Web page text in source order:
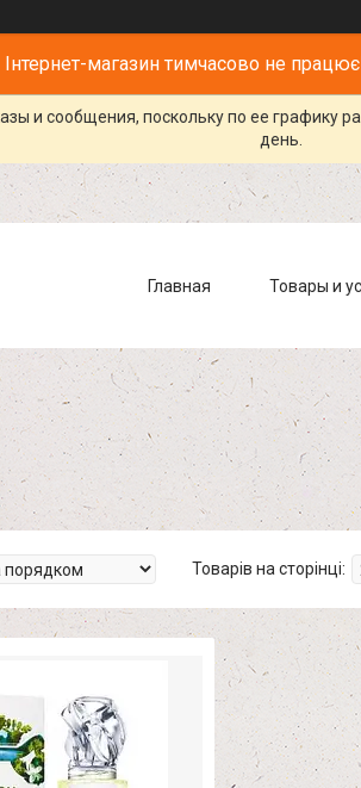
Інтернет-магазин тимчасово не
и сообщения, поскольку по ее графику
день.
Главная Товары и